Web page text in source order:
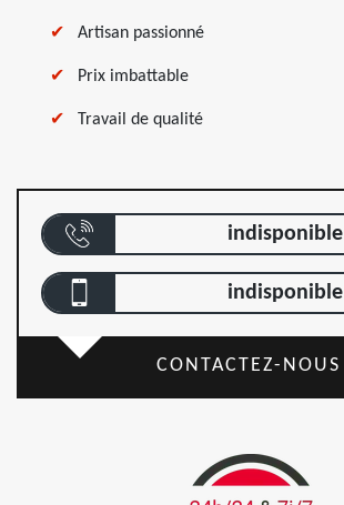
Artisan passionné
Prix imbattable
Travail de qualité
indisponible
indisponible
CONTACTEZ-NOUS